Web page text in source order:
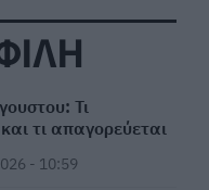
τις ελλείψεις
Κενά στην
για την υγεία
Τι
τι απαγορεύεται
- 10:59